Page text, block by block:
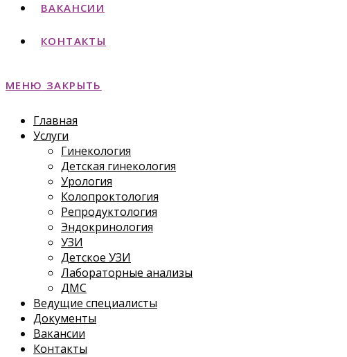
ВАКАНСИИ
КОНТАКТЫ
МЕНЮ ЗАКРЫТЬ
Главная
Услуги
Гинекология
Детская гинекология
Урология
Колопроктология
Репродуктология
Эндокринология
УЗИ
Детское УЗИ
Лабораторные анализы
ДМС
Ведущие специалисты
Документы
Вакансии
Контакты